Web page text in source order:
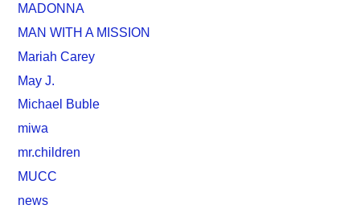
MADONNA
MAN WITH A MISSION
Mariah Carey
May J.
Michael Buble
miwa
mr.children
MUCC
news